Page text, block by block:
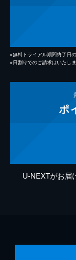
※無料トライアル期間終了日
※日割りでのご請求はいたしま
ポ
U-NEXTがお届